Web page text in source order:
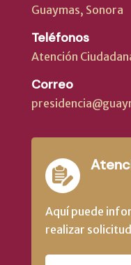
Guaymas, Sonora
Teléfonos
Atención
Correo
Aquí puede
realizar